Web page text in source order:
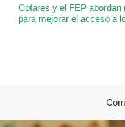
Cofares y el FEP
para mejorar el acceso a